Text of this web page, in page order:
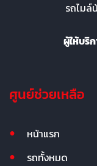
รถไมล์
ผู้ให้บริ
ศูนย์ช่วยเหลือ
หน้าแรก
รถทั้งหมด